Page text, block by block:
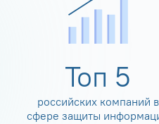
Топ 5
российских компаний в
сфере защиты